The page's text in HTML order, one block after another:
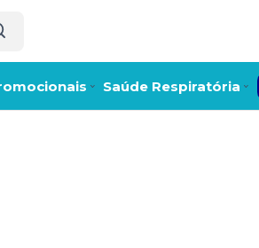
Saúde Respiratória